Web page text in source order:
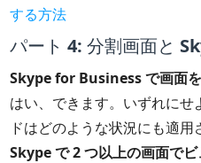
する方法
パート 4: 分割画面と
Skype for Business で画面
はい、できます。いずれに
ドはどのような状況にも適用
Skype で 2 つ以上の画面で